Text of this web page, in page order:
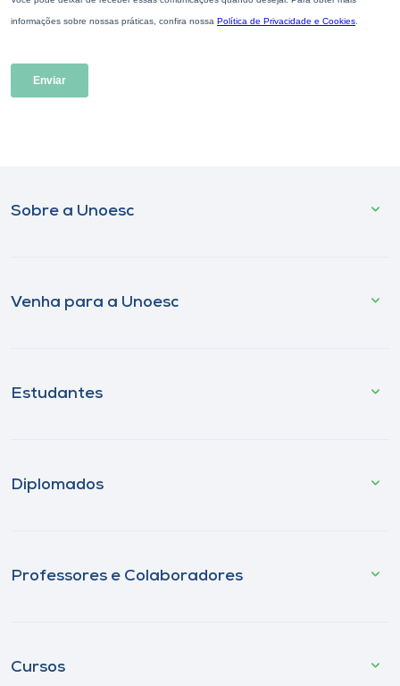
Sobre a Unoesc
Venha para a Unoesc
Estudantes
Diplomados
Professores e Colaboradores
Cursos